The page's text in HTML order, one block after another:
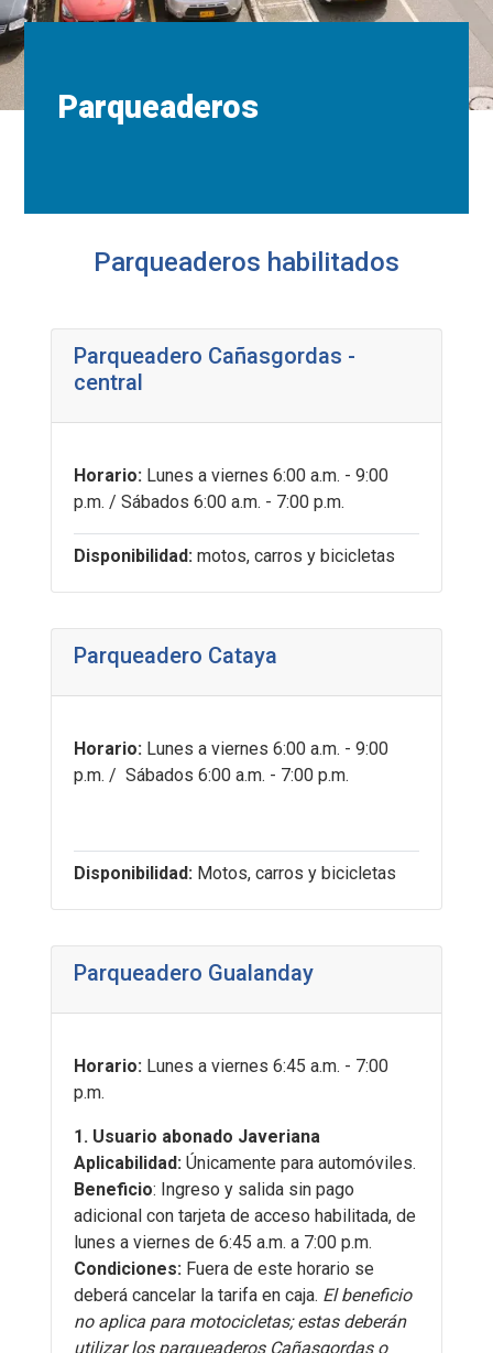
Parqueaderos
Parqueaderos habilitados
Parqueadero Cañasgordas -
central
Horario: Lunes a viernes 6:00 a.m. - 9:00
p.m. / Sábados 6:00 a.m. - 7:00 p.m.
Disponibilidad: motos, carros y bicicletas
Parqueadero Cataya
Horario: Lunes a viernes 6:00 a.m. - 9:00
p.m. / Sábados 6:00 a.m. - 7:00 p.m.
Disponibilidad: Motos, carros y bicicletas
Parqueadero Gualanday
Horario: Lunes a viernes 6:45 a.m. - 7:00
p.m.
1. Usuario abonado Javeriana
Aplicabilidad: Únicamente para automóviles.
Beneficio: Ingreso y salida sin pago
adicional con tarjeta de acceso habilitada, de
lunes a viernes de 6:45 a.m. a 7:00 p.m.
Condiciones: Fuera de este horario se
deberá cancelar la tarifa en caja. El beneficio
no aplica para motocicletas; estas deberán
utilizar los parqueaderos Cañasgordas o